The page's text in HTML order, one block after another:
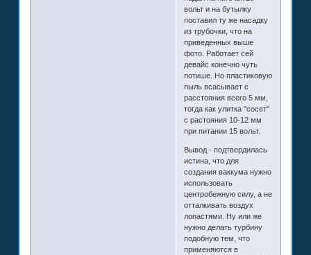
вольт и на бутылку
поставил ту же насадку
из трубочки, что на
приведенных выше
фото. Работает сей
девайс конечно чуть
потише. Но пластиковую
пыль всасывает с
расстояния всего 5 мм,
тогда как улитка "сосет"
с растояния 10-12 мм
при питании 15 вольт.
Вывод - подтвердилась
истина, что для
создания ваккума нужно
использовать
центробежную силу, а не
отталкивать воздух
лопастями. Ну или же
нужно делать турбину
подобную тем, что
применяются в